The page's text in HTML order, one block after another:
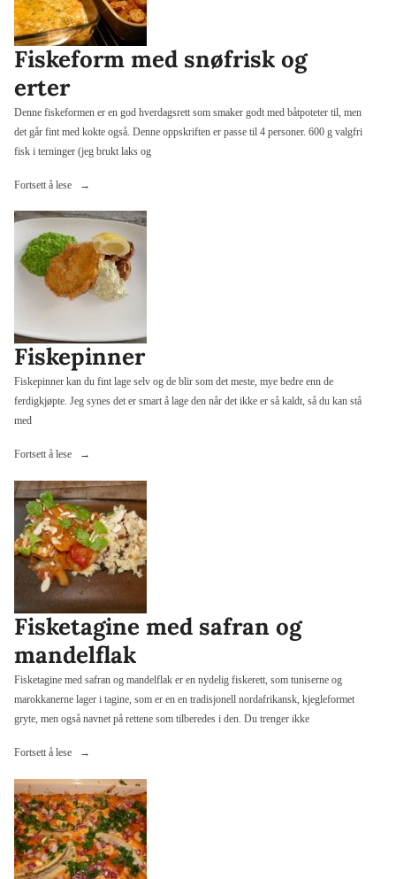
grønnsaker»
Fiskeform med snøfrisk og
erter
Denne fiskeformen er en god hverdagsrett som smaker godt med båtpoteter til, men
det går fint med kokte også. Denne oppskriften er passe til 4 personer. 600 g valgfri
fisk i terninger (jeg brukt laks og
Fortsett å lese
«Fiskeform
snøfrisk
og
erter»
Fiskepinner
Fiskepinner kan du fint lage selv og de blir som det meste, mye bedre enn de
ferdigkjøpte. Jeg synes det er smart å lage den når det ikke er så kaldt, så du kan stå
med
Fortsett å lese «Fiskepinner»
Fisketagine med safran og
mandelflak
Fisketagine med safran og mandelflak er en nydelig fiskerett, som tuniserne og
marokkanerne lager i tagine, som er en en tradisjonell nordafrikansk, kjegleformet
gryte, men også navnet på rettene som tilberedes i den. Du trenger ikke
Fortsett å lese
«Fisketagine
safran
og
mandelflak»